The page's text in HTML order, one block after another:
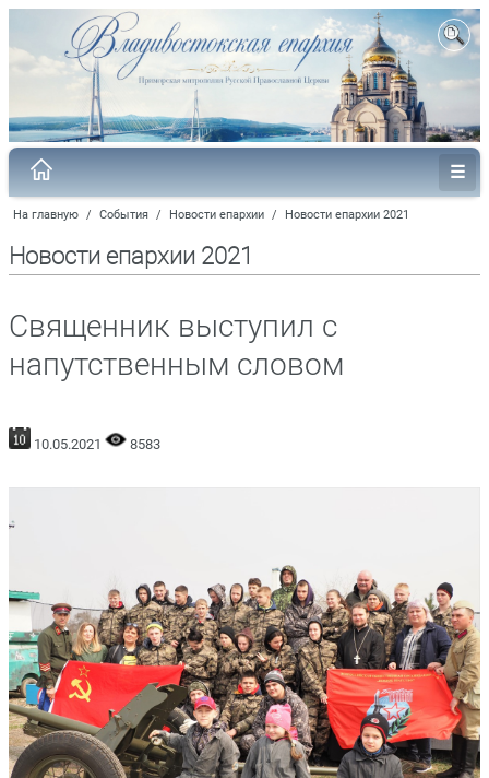
На главную / События / Новости епархии / Новости епархии 2021
Новости епархии 2021
Священник выступил с
напутственным словом
10.05.2021 8583